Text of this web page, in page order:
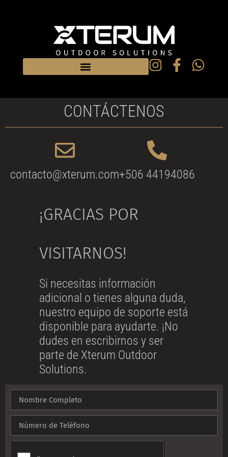
CONTÁCTENOS
contacto@xterum.com+506 44194086
¡GRACIAS POR
VISITARNOS!
Si necesitas información
adicional o tienes alguna duda,
nuestro equipo de soporte está
disponible para ayudarte. ¡No
dudes en escribirnos y ser
parte de Xterum Outdoor
Solutions.